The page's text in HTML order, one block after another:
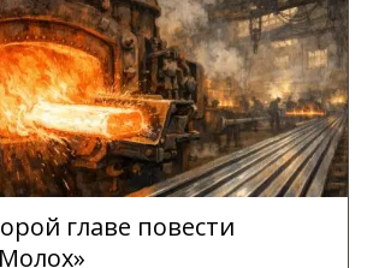
главе повести